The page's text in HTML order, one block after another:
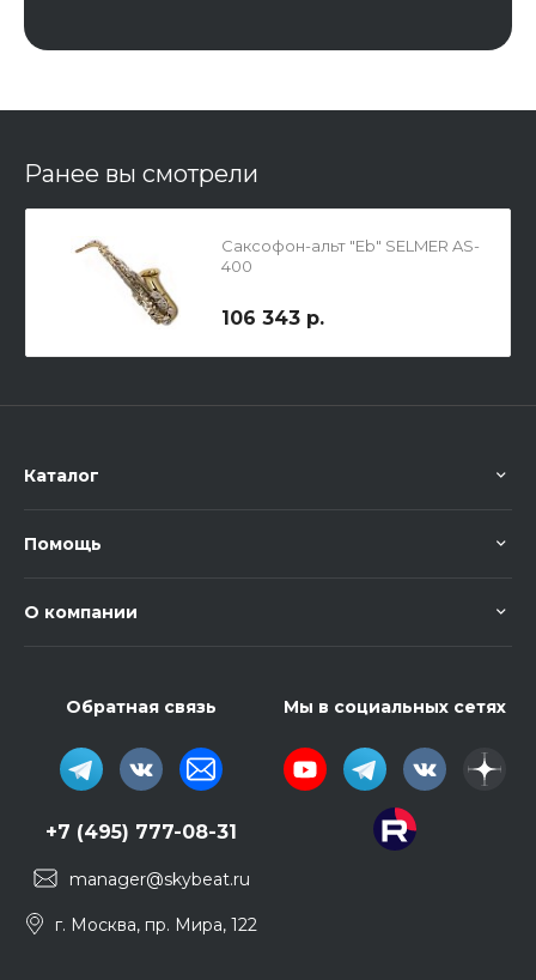
Ранее вы смотрели
Саксофон-альт "Eb" SELMER AS-
400
106 343 р.
Каталог
Помощь
О компании
Обратная связь
+7 (495) 777-08-31
manager@skybeat.ru
г. Москва, пр. Мира, 122
Мы в социальных сетях